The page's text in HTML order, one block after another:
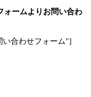
ォームよりお問い合わ
い合わせフォーム"]